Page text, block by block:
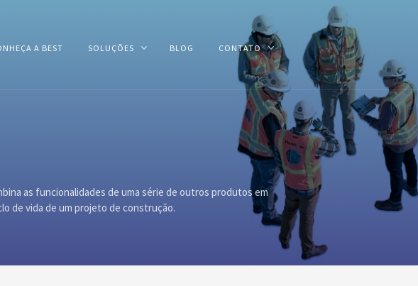
A BEST SOLUÇÕES BLOG CONTATO
as funcionalidades de uma série de outros produtos em
de vida de um projeto de construção.